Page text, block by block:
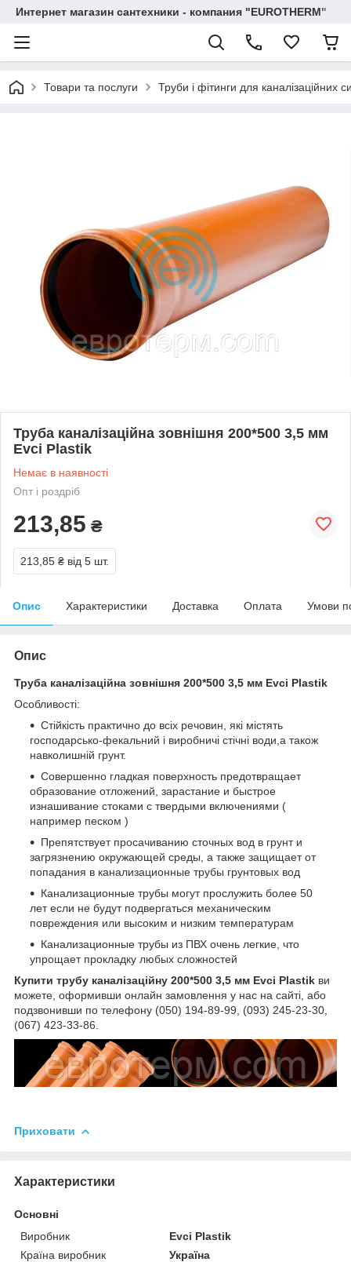
Интернет магазин сантехники - компания "EUROTHERM"
Товари та послуги Труби і фітинги для каналізаційних
Труба каналізаційна зовнішня 200*500 3,5 мм
Evci Plastik
Немає в наявності
Опт і роздріб
213,85 ₴
213,85 ₴ від 5 шт.
Опис Характеристики Доставка Оплата Умови
Опис
Труба каналізаційна зовнішня 200*500 3,5 мм Evci Plastik
Особливості:
Стійкість практично до всіх речовин, які містять
господарсько-фекальний і виробничі стічні води,а також
навколишній грунт.
Совершенно гладкая поверхность предотвращает
образование отложений, зарастание и быстрое
изнашивание стоками с твердыми включениями (
например песком )
Препятствует просачиванию сточных вод в грунт и
загрязнению окружающей среды, а также защищает от
попадания в канализационные трубы грунтовых вод
Канализационные трубы могут прослужить более 50
лет если не будут подвергаться механическим
повреждения или высоким и низким температурам
Канализационные трубы из ПВХ очень легкие, что
упрощает прокладку любых сложностей
Купити трубу каналізаційну 200*500 3,5 мм Evci Plastik ви
можете, оформивши онлайн замовлення у нас на сайті, або
подзвонивши по телефону (050) 194-89-99, (093) 245-23-30,
(067) 423-33-86.
Приховати
Характеристики
Основні
Виробник
Evci Plastik
Країна виробник
Україна